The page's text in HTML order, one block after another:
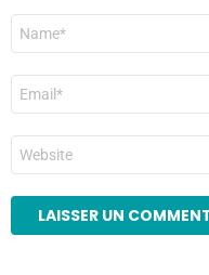
Nom
E-
mail
*
Site
web